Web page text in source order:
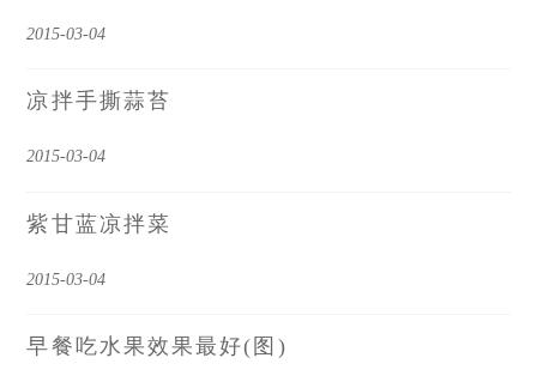
2015-03-04
凉拌手撕蒜苔
2015-03-04
紫甘蓝凉拌菜
2015-03-04
早餐吃水果效果最好(图)